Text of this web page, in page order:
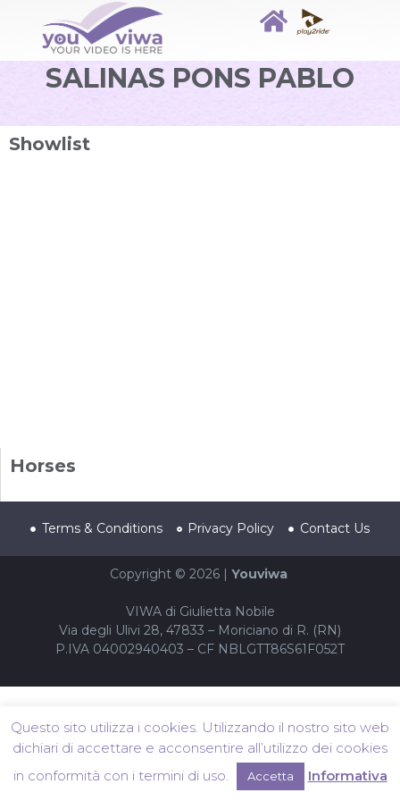
SALINAS PONS PABLO
Showlist
Horses
Terms & Conditions Privacy Policy Contact Us
Copyright © 2026 | Youviwa
VIWA di Giulietta Nobile
Via degli Ulivi 28, 47833 – Moriciano di R. (RN)
P.IVA 04002940403 – CF NBLGTT86S61F052T
Questo sito utilizza i cookies. Utilizzando il nostro sito web
dichiari di accettare e acconsentire all’utilizzo dei cookies
in conformità con i termini di uso.
Accetta Informativa